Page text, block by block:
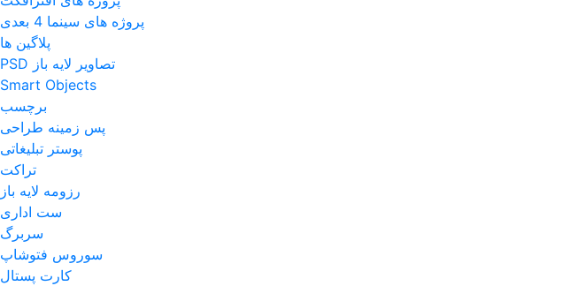
پروژه های سینما 4 بعدی
پلاگین ها
تصاویر لایه باز PSD
Smart Objects
برچسب
پس زمینه طراحی
پوستر تبلیغاتی
تراکت
رزومه لایه باز
ست اداری
سربرگ
سوروس فتوشاپ
کارت پستال